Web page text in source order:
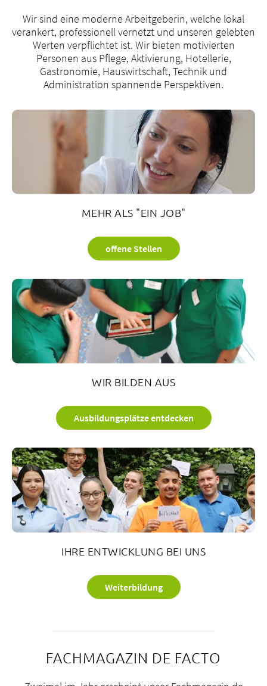
Wir sind eine moderne Arbeitgeberin, welche lokal
verankert, professionell vernetzt und unseren gelebten
Werten verpflichtet ist. Wir bieten motivierten
Personen aus Pflege, Aktivierung, Hotellerie,
Gastronomie, Hauswirtschaft, Technik und
Administration spannende Perspektiven.
MEHR ALS "EIN JOB"
offene Stellen
WIR BILDEN AUS
Ausbildungsplätze entdecken
IHRE ENTWICKLUNG BEI UNS
Weiterbildung
FACHMAGAZIN DE FACTO